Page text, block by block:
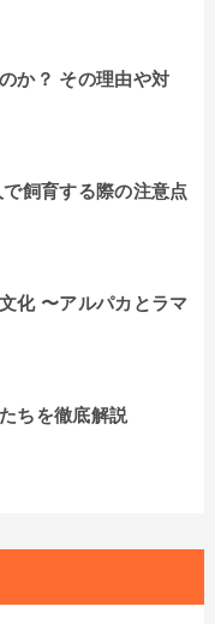
か？ その理由や対
飼育する際の注意点
化 〜アルパカとラマ
ちを徹底解説